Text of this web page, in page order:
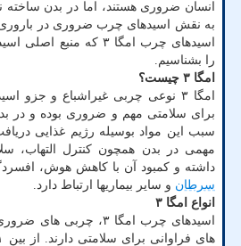
انسان ضروری هستند، اما در بدن
به نقش اسیدهای چرب ضروری در باروری
اسیدهای چرب امگا ۳ که
را بشناسیم.
امگا ۳ چیست؟
امگا ۳ نوعی چربی غیراشباع و
برای سلامتی مهم و ضروری بوده و در
مهمی در بدن همچون کنترل التهاب،
داشته و کمبود آن با کاهش هوش،
سرطان و سایر بیماریها ارتباط دارد.
انواع امگا ۳
اسیدهای چرب امگا ۳،